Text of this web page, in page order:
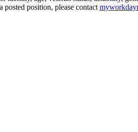
posted position, please contact